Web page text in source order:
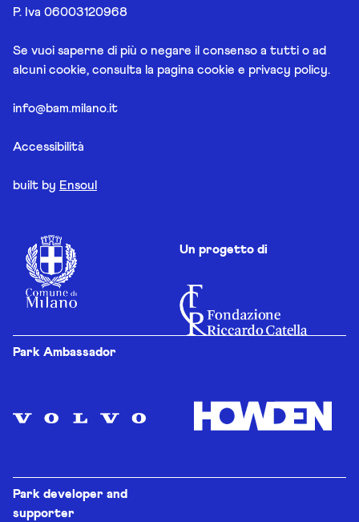
P. Iva 06003120968
Se vuoi saperne di più o negare il consenso a tutti o ad
alcuni cookie, consulta la pagina cookie e privacy policy.
info@bam.milano.it
Accessibilità
built by Ensoul
Un progetto di
Park Ambassador
Park developer and
supporter